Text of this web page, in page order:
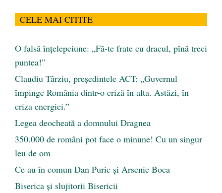
CELE MAI CITITE
O falsă înțelepciune: „Fă-te frate cu dracul, pînă treci
puntea!”
Claudiu Târziu, președintele ACT: „Guvernul
împinge România dintr-o criză în alta. Astăzi, în
criza energiei.”
Legea deocheată a domnului Dragnea
350.000 de români pot face o minune! Cu un singur
leu de om
Ce au în comun Dan Puric şi Arsenie Boca
Biserica și slujitorii Bisericii